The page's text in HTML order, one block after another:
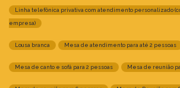
Linha telefônica privativa com atendimento personalizado
empresa)
Lousa branca Mesa de atendimento para até 2 pessoas
Mesa de canto e sofá para 2 pessoas Mesa de reunião